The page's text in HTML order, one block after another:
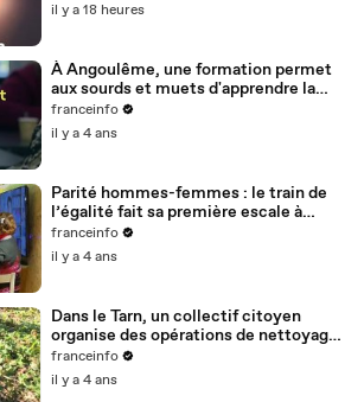
il y a 18 heures
À Angoulême, une formation permet
aux sourds et muets d'apprendre la
langue des signes
franceinfo
il y a 4 ans
Parité hommes-femmes : le train de
l’égalité fait sa première escale à
Nantes
franceinfo
il y a 4 ans
Dans le Tarn, un collectif citoyen
organise des opérations de nettoyage
de la rivière Cérou
franceinfo
il y a 4 ans